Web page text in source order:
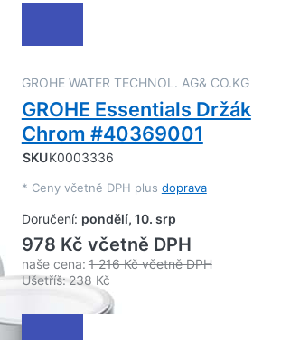
GROHE WATER TECHNOL. AG& CO.KG
GROHE Essentials Držák
Chrom #40369001
SKUK0003336
* Ceny včetně DPH plus doprava
Doručení: pondělí, 10. srp
978 Kč včetně DPH
naše cena: 1 216 Kč včetně DPH
Ušetříš: 238 Kč